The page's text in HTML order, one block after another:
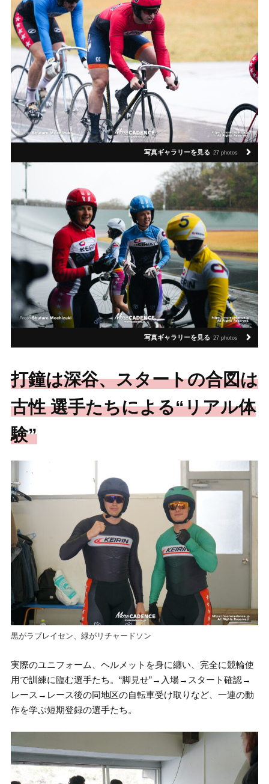
写真ギャラリーを見る 27 photos
写真ギャラリーを見る 27 photos
打鐘は深谷、スタートの合図は
古性 選手たちによる“リアル体
験”
黒がラブレイセン、緑がリチャードソン
実際のユニフォーム、ヘルメットを身に纏い、完全に競輪使
用で訓練に臨む選手たち。“脚見せ”→入場→スタート確認→
レース→レース後の同地区の自転車受け取りなど、一連の動
作を学ぶ短期登録の選手たち。